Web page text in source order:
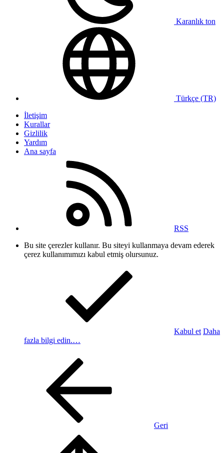
Karanlık ton
Türkçe (TR)
İletişim
Kurallar
Gizlilik
Yardım
Ana sayfa
RSS
Bu site çerezler kullanır. Bu siteyi kullanmaya devam ederek
çerez kullanımımızı kabul etmiş olursunuz.
Kabul et Daha
fazla bilgi edin.…
Geri